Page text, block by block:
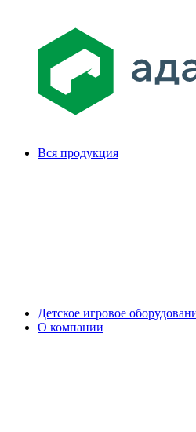
Вся продукция
Детское игровое
О компании